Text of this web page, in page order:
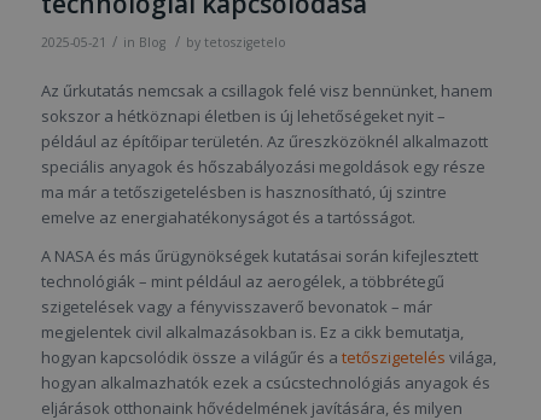
2025-05-21 / in Blog / by tetoszigetelo
Az űrkutatás nemcsak a csillagok felé visz bennünket, hanem
sokszor a hétköznapi életben is új lehetőségeket nyit –
például az építőipar területén. Az űreszközöknél alkalmazott
speciális anyagok és hőszabályozási megoldások egy része
ma már a tetőszigetelésben is hasznosítható, új szintre
emelve az energiahatékonyságot és a tartósságot.
A NASA és más űrügynökségek kutatásai során kifejlesztett
technológiák – mint például az aerogélek, a többrétegű
szigetelések vagy a fényvisszaverő bevonatok – már
megjelentek civil alkalmazásokban is. Ez a cikk bemutatja,
hogyan kapcsolódik össze a világűr és a tetőszigetelés világa,
hogyan alkalmazhatók ezek a csúcstechnológiás anyagok és
eljárások otthonaink hővédelmének javítására, és milyen